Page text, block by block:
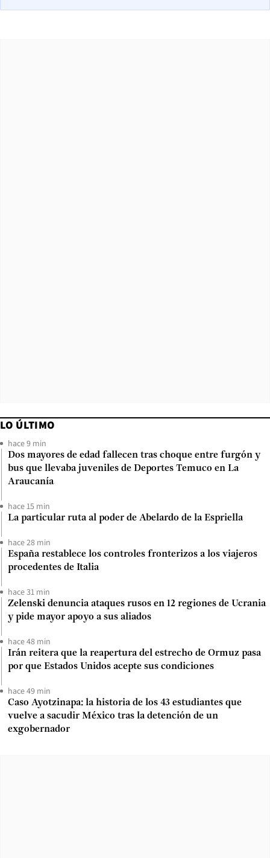
LO ÚLTIMO
hace 9 min
Dos mayores de edad fallecen tras choque entre furgón y
bus que llevaba juveniles de Deportes Temuco en La
Araucanía
hace 15 min
La particular ruta al poder de Abelardo de la Espriella
hace 28 min
España restablece los controles fronterizos a los viajeros
procedentes de Italia
hace 31 min
Zelenski denuncia ataques rusos en 12 regiones de Ucrania
y pide mayor apoyo a sus aliados
hace 48 min
Irán reitera que la reapertura del estrecho de Ormuz pasa
por que Estados Unidos acepte sus condiciones
hace 49 min
Caso Ayotzinapa: la historia de los 43 estudiantes que
vuelve a sacudir México tras la detención de un
exgobernador